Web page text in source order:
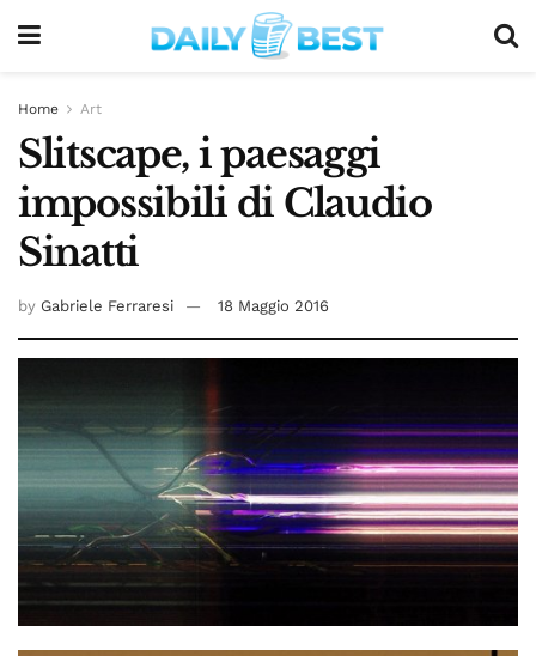
Home Art
Slitscape, i paesaggi
impossibili di Claudio
Sinatti
by Gabriele Ferraresi 18 Maggio 2016